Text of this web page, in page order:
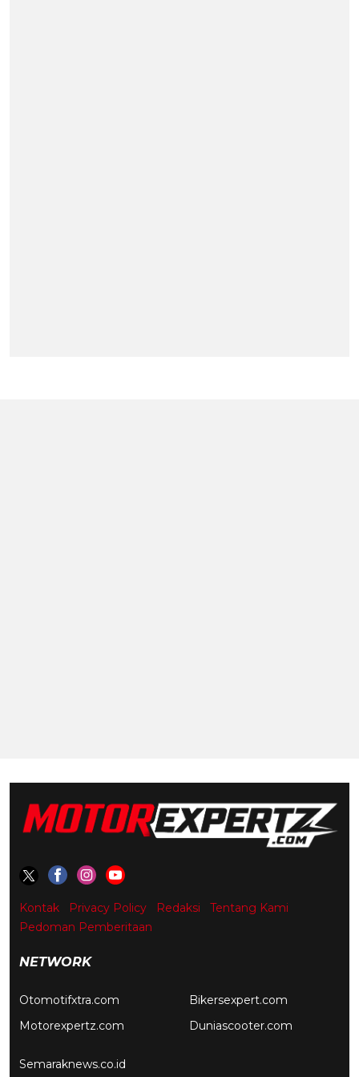
Kontak Privacy Policy Redaksi
Tentang Kami
Pedoman Pemberitaan
NETWORK
Otomotifxtra.com
Motorexpertz.com
Bikersexpert.com
Duniascooter.com
Semaraknews.co.id